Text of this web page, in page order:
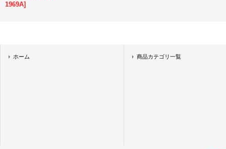
1969A]
ホーム 商品カテゴリ一覧